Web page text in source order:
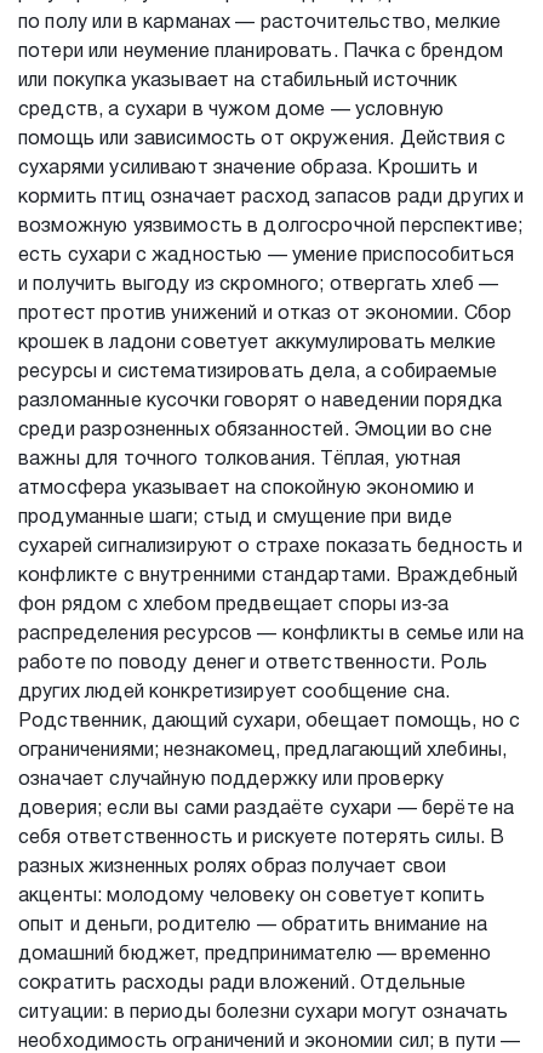
по полу или в карманах — расточительство, мелкие
потери или неумение планировать. Пачка с брендом
или покупка указывает на стабильный источник
средств, а сухари в чужом доме — условную
помощь или зависимость от окружения. Действия с
сухарями усиливают значение образа. Крошить и
кормить птиц означает расход запасов ради других и
возможную уязвимость в долгосрочной перспективе;
есть сухари с жадностью — умение приспособиться
и получить выгоду из скромного; отвергать хлеб —
протест против унижений и отказ от экономии. Сбор
крошек в ладони советует аккумулировать мелкие
ресурсы и систематизировать дела, а собираемые
разломанные кусочки говорят о наведении порядка
среди разрозненных обязанностей. Эмоции во сне
важны для точного толкования. Тёплая, уютная
атмосфера указывает на спокойную экономию и
продуманные шаги; стыд и смущение при виде
сухарей сигнализируют о страхе показать бедность и
конфликте с внутренними стандартами. Враждебный
фон рядом с хлебом предвещает споры из‑за
распределения ресурсов — конфликты в семье или на
работе по поводу денег и ответственности. Роль
других людей конкретизирует сообщение сна.
Родственник, дающий сухари, обещает помощь, но с
ограничениями; незнакомец, предлагающий хлебины,
означает случайную поддержку или проверку
доверия; если вы сами раздаёте сухари — берёте на
себя ответственность и рискуете потерять силы. В
разных жизненных ролях образ получает свои
акценты: молодому человеку он советует копить
опыт и деньги, родителю — обратить внимание на
домашний бюджет, предпринимателю — временно
сократить расходы ради вложений. Отдельные
ситуации: в периоды болезни сухари могут означать
необходимость ограничений и экономии сил; в пути —